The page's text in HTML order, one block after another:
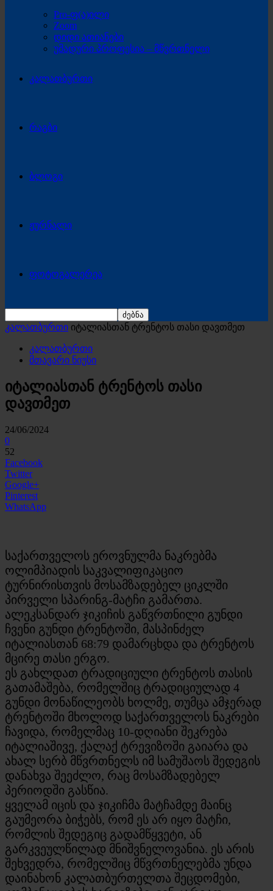
Pro-ფ(ა)ილი
Zoom
დიდი ათიანები
უმადური პროფესია – მწვრთნელი
კალათბურთი
რაგბი
ბლოგი
ჟურნალი
ფოტოგალერეა
კალათბურთი იტალიასთან ტრენტოს თასი დავთმეთ
კალათბურთი
მთავარი ნიუსი
იტალიასთან ტრენტოს თასი
დავთმეთ
24/06/2024
0
52
Facebook
Twitter
Google+
Pinterest
WhatsApp
საქართველოს ეროვნულმა ნაკრებმა
ოლიმპიადის საკვალიფიკაციო
ტურნირისთვის მოსამზადებელ ციკლში
პირველი სპარინგ-მატჩი გამართა.
ალეკსანდარ ჯიკიჩის გაწვრთნილი გუნდი
ჩვენი გუნდი ტრენტოში, მასპინძელ
იტალიასთან 68:79 დამარცხდა და ტრენტოს
მცირე თასი ერგო.
ეს გახლდათ ტრადიციული ტრენტოს თასის
გათამაშება, რომელშიც ტრადიციულად 4
გუნდი მონაწილეობს ხოლმე, თუმცა ამჯერად
ტრენტოში მხოლოდ საქართველოს ნაკრები
ჩავიდა, რომელმაც 10-დღიანი შეკრება
იტალიაშივე, ქალაქ ტრევიზოში გაიარა და
ახალ სერბ მწვრთნელს იმ სამუშაოს შედეგის
დანახვა შეეძლო, რაც მოსამზადებელ
პერიოდში გასწია.
ყველამ იცის და ჯიკიჩმა მატჩამდე მაინც
გაუმეორა ბიჭებს, რომ ეს არ იყო მატჩი,
რომლის შედეგიც გადამწყვეტი, ან
გარკვეულწილად მნიშვნელოვანია. ეს არის
შეხვედრა, რომელშიც მწვრთნელებმა უნდა
დაინახონ კალათბურთელთა შეცდომები,